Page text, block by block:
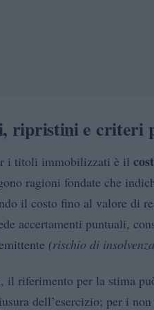
ripristini e criteri
i titoli immobilizzati è il
ragioni fondate che
il costo fino al valore di
accertamenti puntuali,
(rischio di
riferimento per la stima
dell’esercizio; per i